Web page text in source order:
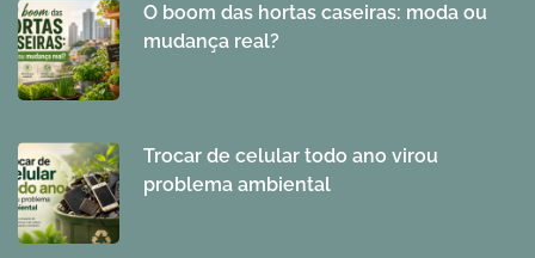
O boom das hortas caseiras: moda ou
mudança real?
Trocar de celular todo ano virou
problema ambiental